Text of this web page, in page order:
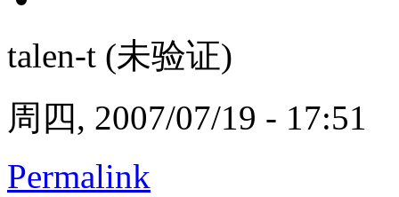
talen-t (未验证)
周四, 2007/07/19 - 17:51
Permalink